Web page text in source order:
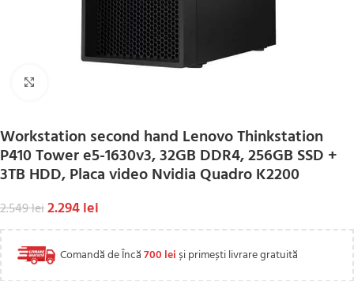
Workstation second hand Lenovo Thinkstation
P410 Tower e5-1630v3, 32GB DDR4, 256GB SSD +
3TB HDD, Placa video Nvidia Quadro K2200
2.549lei2.294lei
Comandă de Încă700 leiși primești livrare gratuită